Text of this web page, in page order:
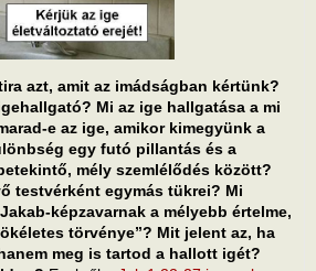
azt, amit az imádságban kértünk?
Mi az ige hallgatása a mi
e az ige, amikor kimegyünk a
egy futó pillantás és a
mély szemlélődés között?
testvérként egymás tükrei? Mi
képzavarnak a mélyebb értelme,
törvénye”? Mit jelent az, ha
meg is tartod a hallott igét?